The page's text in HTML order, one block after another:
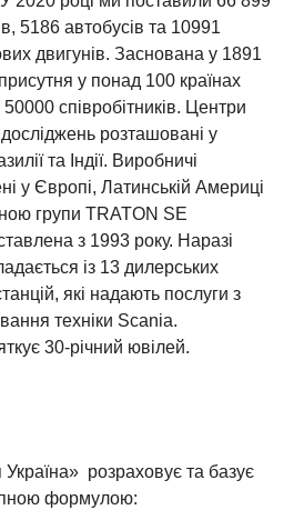
5186 автобусів та 10991
двигунів. Заснована у 1891
у понад 100 країнах
співробітників. Центри
розташовані у
та Індії. Виробничі
у Європі, Латинській Америці
групи TRATON SE
з 1993 року. Наразі
із 13 дилерських
які надають послуги з
техніки Scania.
30-річний ювілей.
розраховує та базує
формулою: